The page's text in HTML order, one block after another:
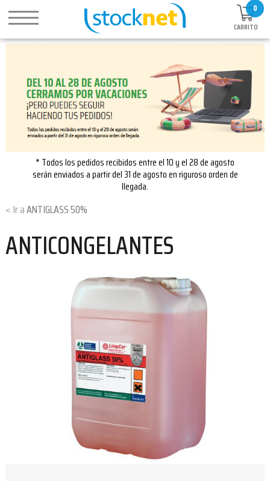
0
CARRITO
* Todos los pedidos recibidos entre el 10 y el 28 de agosto
serán enviados a partir del 31 de agosto en riguroso orden de
llegada.
ANTIGLASS 50%
ANTICONGELANTES